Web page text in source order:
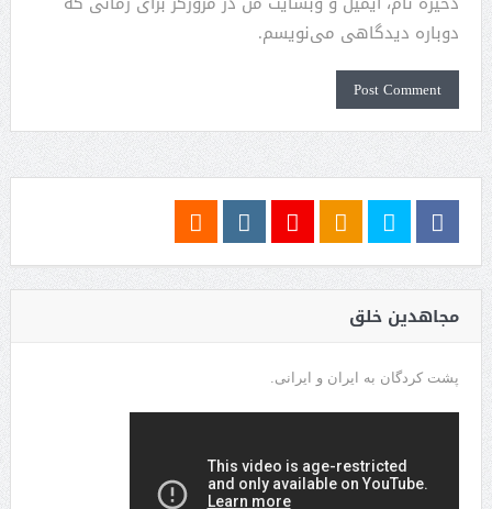
دوباره دیدگاهی می‌نویسم.
مجاهدین خلق
پشت کردگان به ایران و ایرانی.